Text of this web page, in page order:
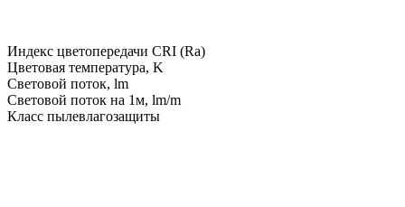
Индекс цветопередачи CRI (Ra)
Цветовая температура, K
Световой поток, lm
Световой поток на 1м, lm/m
Класс пылевлагозащиты